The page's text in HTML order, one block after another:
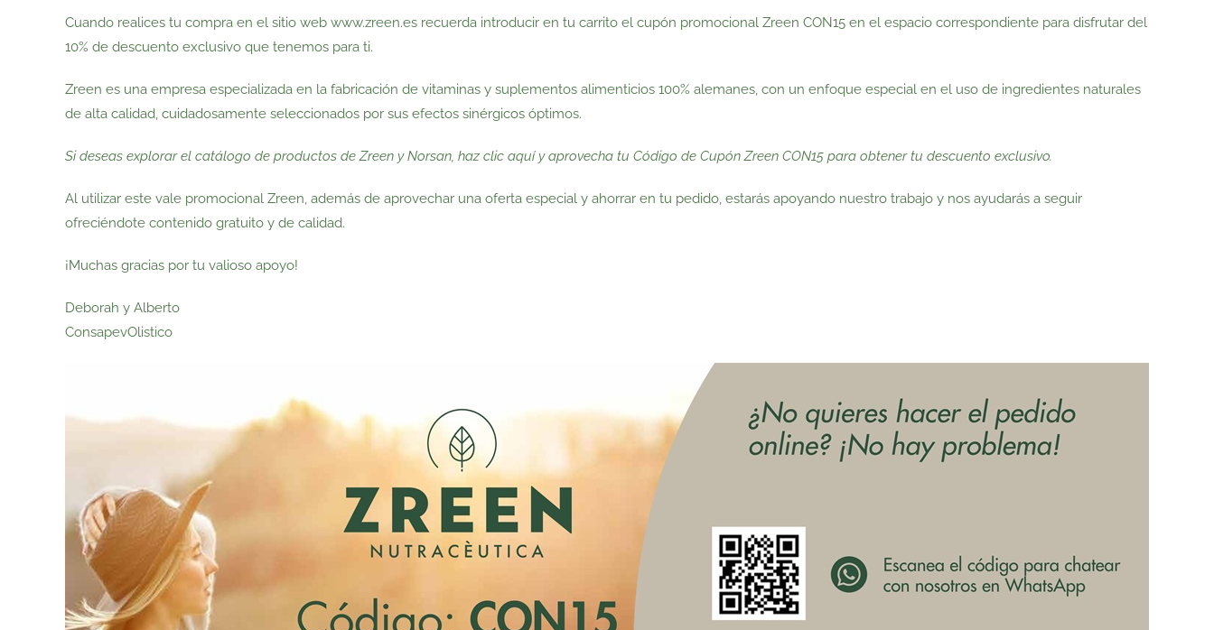
Cuando realices tu compra en el sitio web www.zreen.es recuerda introducir en tu carrito el cupón promocional Zreen CON15 en el espacio correspondiente para disfrutar del
10% de descuento exclusivo que tenemos para ti.
Zreen es una empresa especializada en la fabricación de vitaminas y suplementos alimenticios 100% alemanes, con un enfoque especial en el uso de ingredientes naturales
de alta calidad, cuidadosamente seleccionados por sus efectos sinérgicos óptimos.
Si deseas explorar el catálogo de productos de Zreen y Norsan, haz clic aquí y aprovecha tu Código de Cupón Zreen CON15 para obtener tu descuento exclusivo.
Al utilizar este vale promocional Zreen, además de aprovechar una oferta especial y ahorrar en tu pedido, estarás apoyando nuestro trabajo y nos ayudarás a seguir
ofreciéndote contenido gratuito y de calidad.
¡Muchas gracias por tu valioso apoyo!
Deborah y Alberto
ConsapevOlistico